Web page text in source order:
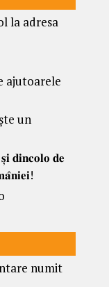
la adresa
ajutoarele
un
𝐝𝐢𝐧𝐜𝐨𝐥𝐨 𝐝𝐞
numit